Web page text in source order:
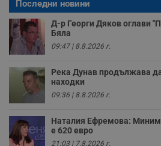
Последни новини
Д-р Георги Дяков оглави
Бяла
09:47 | 8.8.2026 г.
Река Дунав продължава
находки
09:36 | 8.8.2026 г.
Наталия Ефремова:
е 620 евро
21:03 | 7.8.2026 г.
Таргетиране
Строго необходимите бисквитки
влизане и управление на акаунта.
се използва правилно без строго
бисквитки.
__RequestVerificationToken